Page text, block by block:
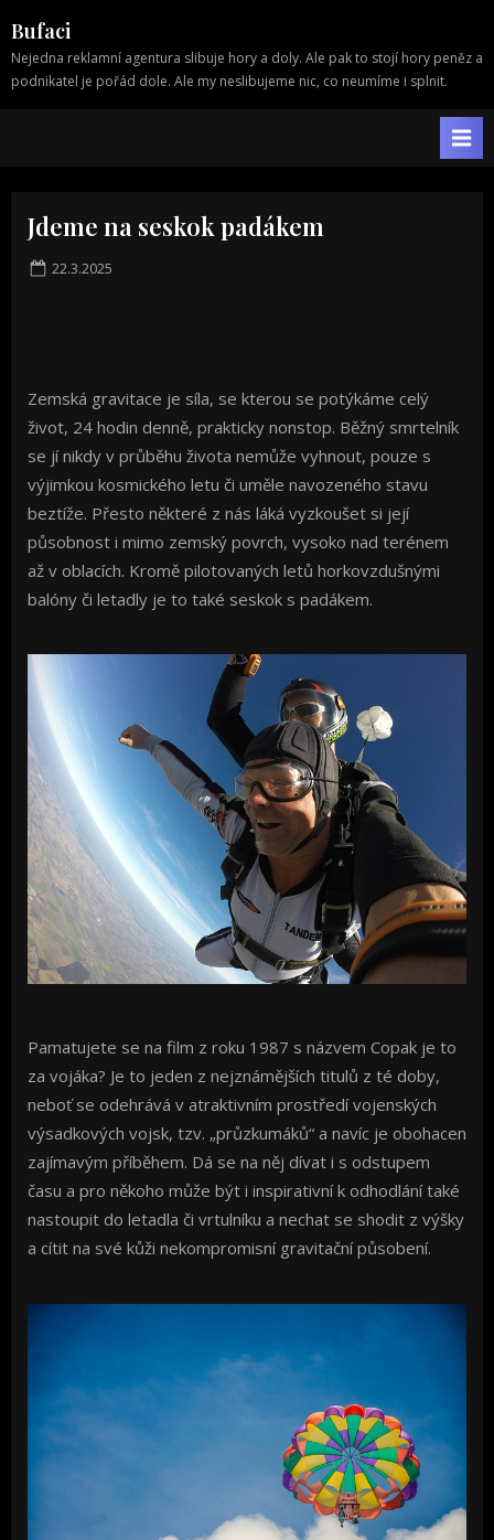
to
content
Bufaci
Nejedna reklamní agentura slibuje hory a doly. Ale pak to stojí hory peněz a
podnikatel je pořád dole. Ale my neslibujeme nic, co neumíme i splnit.
Jdeme na seskok padákem
Posted
22.3.2025
Zemská gravitace je síla, se kterou se potýkáme celý
život, 24 hodin denně, prakticky nonstop. Běžný smrtelník
se jí nikdy v průběhu života nemůže vyhnout, pouze s
výjimkou kosmického letu či uměle navozeného stavu
beztíže. Přesto některé z nás láká vyzkoušet si její
působnost i mimo zemský povrch, vysoko nad terénem
až v oblacích. Kromě pilotovaných letů horkovzdušnými
balóny či letadly je to také seskok s padákem.
Pamatujete se na film z roku 1987 s názvem Copak je to
za vojáka? Je to jeden z nejznámějších titulů z té doby,
neboť se odehrává v atraktivním prostředí vojenských
výsadkových vojsk, tzv. „průzkumáků“ a navíc je obohacen
zajímavým příběhem. Dá se na něj dívat i s odstupem
času a pro někoho může být i inspirativní k odhodlání také
nastoupit do letadla či vrtulníku a nechat se shodit z výšky
a cítit na své kůži nekompromisní gravitační působení.